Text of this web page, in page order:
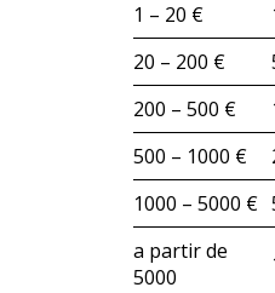
1 – 20 €
20 – 200 €
200 – 500 €
500 – 1000 €
1000 – 5000 €
a partir de
5000